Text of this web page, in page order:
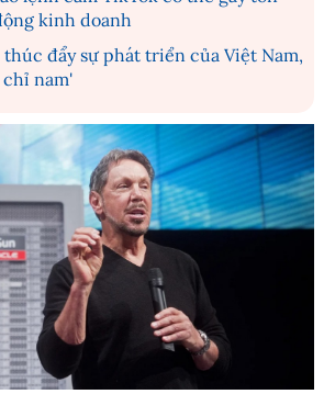
kinh doanh
thúc đẩy sự phát triển của Việt Nam,
chỉ nam'